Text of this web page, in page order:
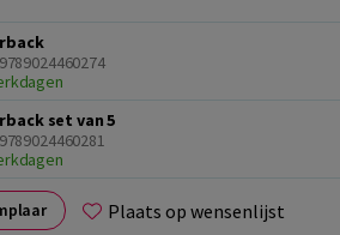
set van 5
Plaats op wensenlijst